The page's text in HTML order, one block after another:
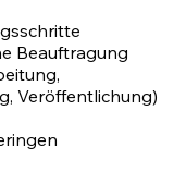
Beauftragung
Veröffentlichung)